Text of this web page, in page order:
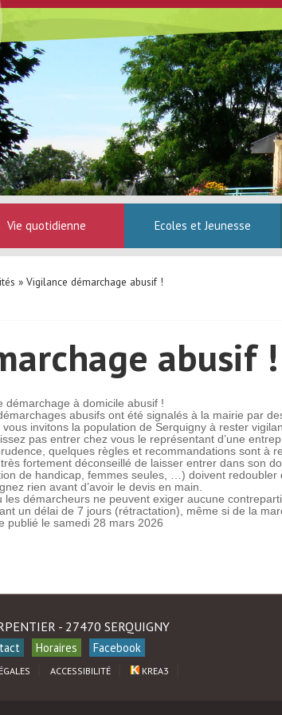
Vie quotidienne Ecoles et Jeunesse
» Vigilance démarchage abusif !
abusif !
démarchage à domicile abusif !
abusifs ont été signalés à la mairie par
vous invitons la population de Serquigny à rester
pas entrer chez vous le représentant d’une
quelques règles et recommandations sont à
très fortement déconseillé de laisser entrer dans son
de handicap, femmes seules, …) doivent
rien avant d’avoir le devis en main.
les démarcheurs ne peuvent exiger aucune
un délai de 7 jours (rétractation), même si de la
publié le samedi 28 mars 2026
- 27470 SERQUIGNY
Horaires Facebook
ACCESSIBILITÉ KREA3